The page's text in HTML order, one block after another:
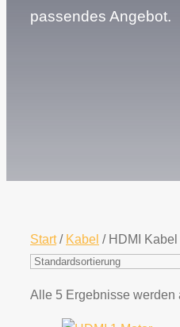
passendes Angebot.
Start/ Kabel / HDMI Kabel
Alle 5 Ergebnisse werden